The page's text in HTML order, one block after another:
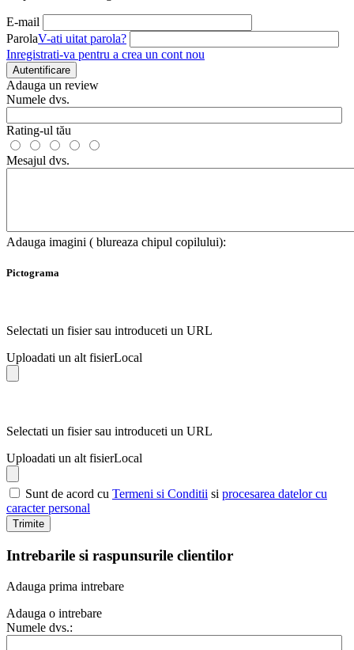
E-mail
ParolaV-ati uitat parola?
Inregistrati-va pentru a crea un cont nou
Autentificare
Adauga un review
Numele dvs.
Rating-ul tău
Mesajul dvs.
Adauga imagini ( blureaza chipul copilului):
Pictograma
Selectati un fisier sau introduceti un URL
Uploadati un alt fisierLocal
Selectati un fisier sau introduceti un URL
Uploadati un alt fisierLocal
Sunt de acord cu Termeni si Conditii si procesarea datelor cu
caracter personal
Trimite
Intrebarile si raspunsurile clientilor
Adauga prima intrebare
Adauga o intrebare
Numele dvs.: